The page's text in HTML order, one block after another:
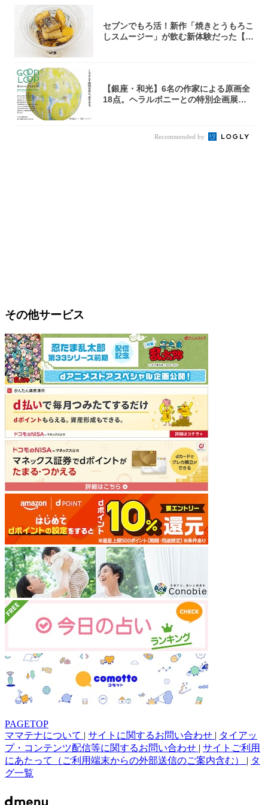
セブンでもろ活！新作「焼きとうもろこ
しスムージー」が飲む新体験だった【東
【銀座・和光】6名の作家による原画全
18点。ヘラルボニーとの特別企画展「G
Recommended by
その他サービス
PAGETOP
ママテナについて | サイトに関するお問い合わせ | タイアッ
プ・コンテンツ配信等に関するお問い合わせ | サイトご利用
にあたって（ご利用端末からの外部送信のご案内含む） | タ
グ一覧